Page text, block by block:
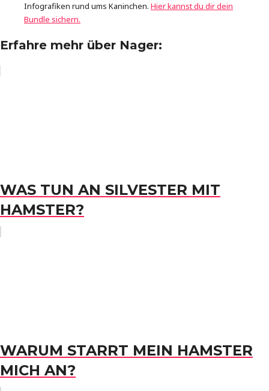
Infografiken rund ums Kaninchen. Hier kannst du dir dein
Bundle sichern.
Erfahre mehr über Nager:
WAS TUN AN SILVESTER MIT
HAMSTER?
WARUM STARRT MEIN HAMSTER
MICH AN?